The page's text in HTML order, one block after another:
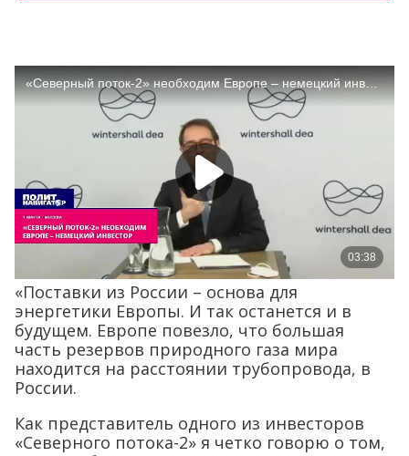
«Поставки из России – основа для
энергетики Европы. И так останется и в
будущем. Европе повезло, что большая
часть резервов природного газа мира
находится на расстоянии трубопровода, в
России.
Как представитель одного из инвесторов
«Северного потока-2» я четко говорю о том,